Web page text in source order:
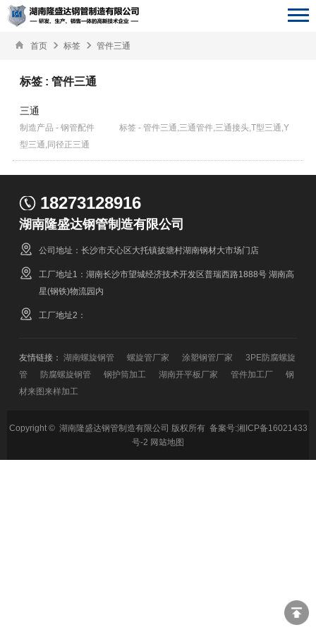
首页 标签 管件三通
标签 : 管件三通
三通
制造产品 - 钢管配件
标签 - 管件三通,三通管件,三通接头,T型三通,Y
型三通,同径正三通
18273128916
湖南隆盛达钢管制造有限公司
公司地址：长沙市天心区大托镇披塘村湖南钢材大市场门店
工厂地址1：湖南长沙市望城经济技术开发区普瑞西路1888号 湖南高
星(钢铁)物流园内
工厂地址2：
友情链接：湖南螺旋钢管 螺旋管厂家 涂塑钢管厂家
3PE防腐螺旋
管
防腐螺旋钢管 钢护筒加工 湖南开平板厂家 管件加工厂
钢
材来图来样加工
Copyright © 湖南隆盛达钢管制造有限公司 版权所有 备案号:湘ICP备16021433
号-2 网站地图